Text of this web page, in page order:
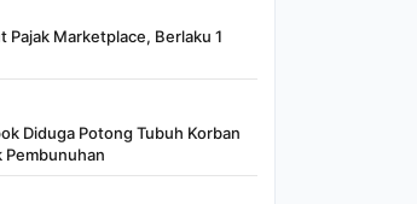
Pajak Marketplace, Berlaku 1
Diduga Potong Tubuh Korban
Pembunuhan